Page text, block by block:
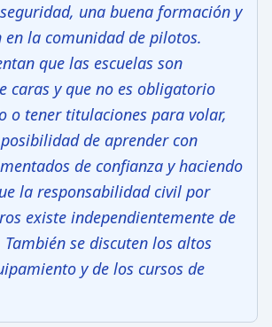
una buena formación y
la comunidad de pilotos.
que las escuelas son
caras y que no es obligatorio
o tener titulaciones para volar,
de aprender con
de confianza y haciendo
la responsabilidad civil por
existe independientemente de
se discuten los altos
y de los cursos de